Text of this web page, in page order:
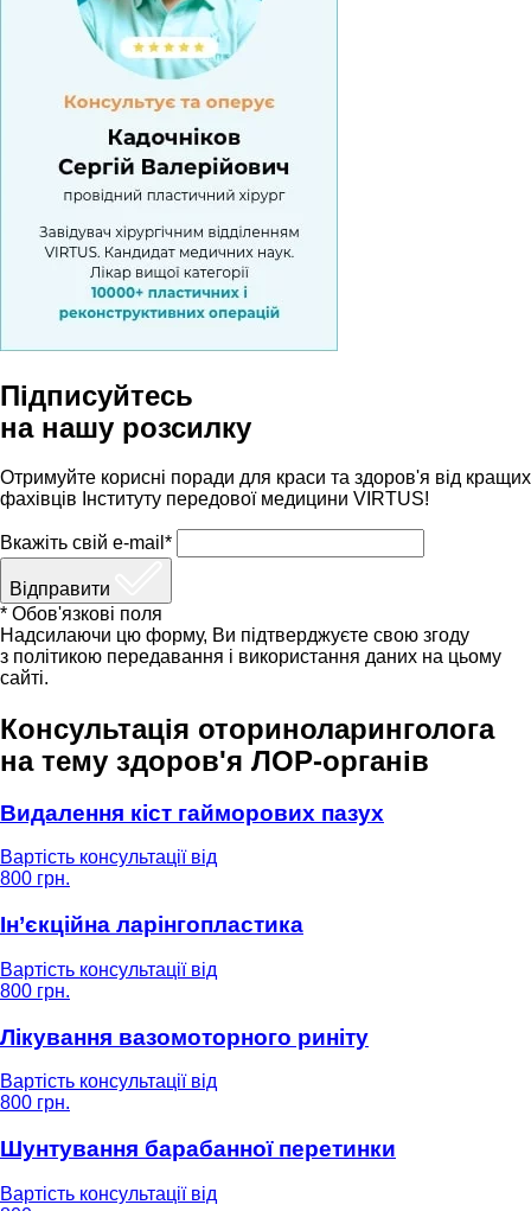
Підписуйтесь
на нашу розсилку
Отримуйте корисні поради для краси та здоров'я від кращих
фахівців Інституту передової медицини VIRTUS!
Вкажіть свій e-mail*
Відправити
* Обов'язкові поля
Надсилаючи цю форму, Ви підтверджуєте свою згоду
з політикою передавання і використання даних на цьому
сайті.
Консультація оториноларинголога
на тему здоров'я ЛОР-органів
Видалення кіст гайморових пазух
Вартість консультації від
800 грн.
Ін’єкційна ларінгопластика
Вартість консультації від
800 грн.
Лікування вазомоторного риніту
Вартість консультації від
800 грн.
Шунтування барабанної перетинки
Вартість консультації від